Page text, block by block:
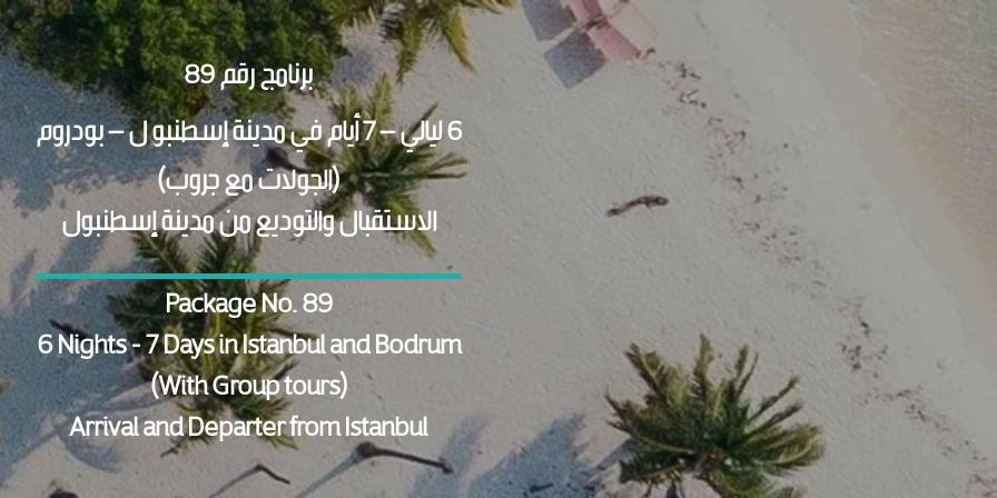
برنامج رقم 89
6 ليالي – 7 أيام في مدينة إسطنبو ل – بودروم
(الجولات مع جروب)
الاستقبال والتوديع من مدينة إسطنبول
Package No. 89
6 Nights - 7 Days in Istanbul and Bodrum
(With Group tours)
Arrival and Departer from Istanbul